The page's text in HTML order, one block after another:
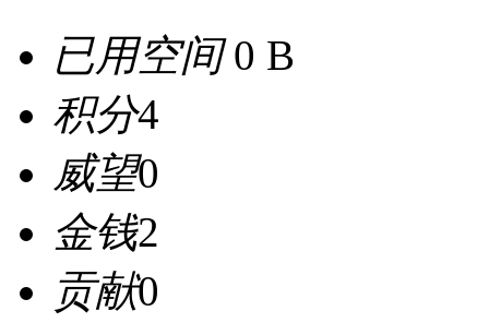
已用空间0 B
积分4
威望0
金钱2
贡献0